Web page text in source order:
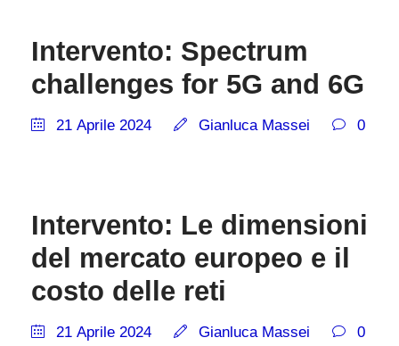
Intervento: Spectrum
challenges for 5G and 6G
21 Aprile 2024 Gianluca Massei 0
Intervento: Le dimensioni
del mercato europeo e il
costo delle reti
21 Aprile 2024 Gianluca Massei 0